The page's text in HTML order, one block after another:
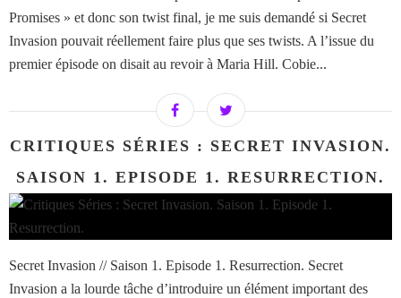
Promises » et donc son twist final, je me suis demandé si Secret
Invasion pouvait réellement faire plus que ses twists. A l’issue du
premier épisode on disait au revoir à Maria Hill. Cobie...
CRITIQUES SÉRIES : SECRET INVASION.
SAISON 1. EPISODE 1. RESURRECTION.
Secret Invasion // Saison 1. Episode 1. Resurrection. Secret
Invasion a la lourde tâche d’introduire un élément important des